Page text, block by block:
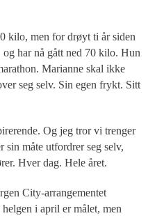
kilo, men for drøyt ti år siden
og har nå gått ned 70 kilo. Hun
Marianne skal ikke
seg selv. Sin egen frykt. Sitt
Og jeg tror vi trenger
sin måte utfordrer seg selv,
Hver dag. Hele året.
City-arrangementet
i april er målet, men